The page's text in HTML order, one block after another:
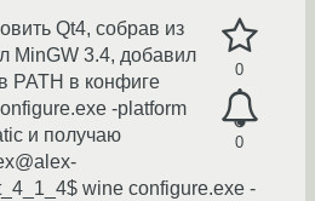
0
0
Qt4, собрав из
MinGW 3.4, добавил
PATH в конфиге
-platform
и получаю
wine configure.exe -